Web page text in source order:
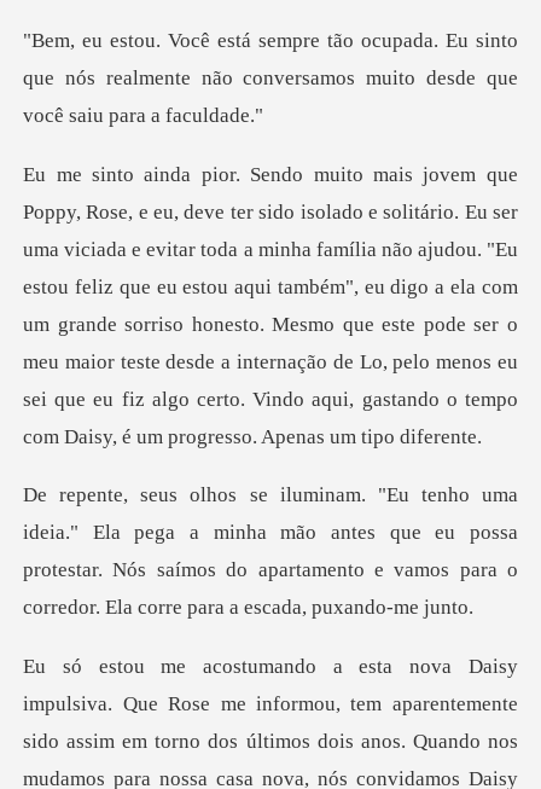
. Eu sinto
que nós realmente não conversamos
mília não ajudou. "Eu
estou feliz que eu estou aqui também", eu digo a ela com
um grande sorriso honesto. Mesmo que este pode ser o
meu maior teste
minha mão antes que eu possa
protestar. Nós saímos do apartamento e
nova, nós convidamos Daisy